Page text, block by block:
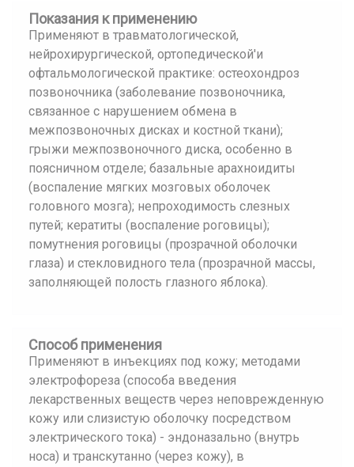
Показания к применению
Применяют в травматологической,
нейрохирургической, ортопедической'и
офтальмологической практике: остеохондроз
позвоночника (заболевание позвоночника,
связанное с нарушением обмена в
межпозвоночных дисках и костной ткани);
грыжи межпозвоночного диска, особенно в
поясничном отделе; базальные арахноидиты
(воспаление мягких мозговых оболочек
головного мозга); непроходимость слезных
путей; кератиты (воспаление роговицы);
помутнения роговицы (прозрачной оболочки
глаза) и стекловидного тела (прозрачной массы,
заполняющей полость глазного яблока).
Способ применения
Применяют в инъекциях под кожу; методами
электрофореза (способа введения
лекарственных веществ через неповрежденную
кожу или слизистую оболочку посредством
электрического тока) - эндоназально (внутрь
носа) и транскутанно (через кожу), в